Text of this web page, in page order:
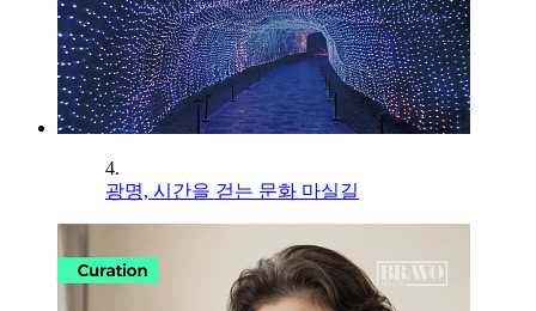
4.
광명, 시간을 걷는 문화 마실길